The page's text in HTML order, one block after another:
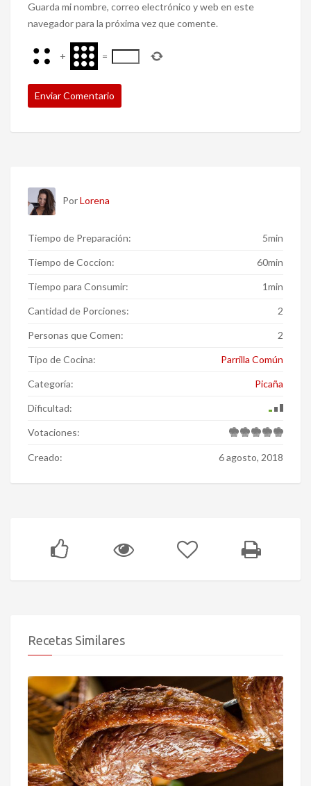
Guarda mi nombre, correo electrónico y web en este
navegador para la próxima vez que comente.
+ =
PorLorena
Tiempo de Preparación: 5min
Tiempo de Coccion: 60min
Tiempo para Consumir: 1min
Cantidad de Porciones: 2
Personas que Comen: 2
Tipo de Cocina: Parrilla Común
Categoría: Picaña
Dificultad:
Votaciones:
Creado: 6 agosto, 2018
Recetas Similares